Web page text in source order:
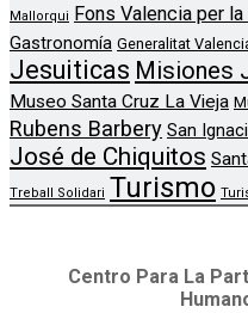
Mallorqui
Fons Valencia per
Gastronomía Generalitat
Jesuiticas Misiones
Museo Santa Cruz La Vieja
Rubens Barbery San
José de Chiquitos
Treball Solidari Turismo
Centro Para La